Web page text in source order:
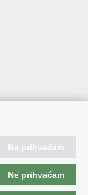
Ne prihvaćam
Ne prihvaćam